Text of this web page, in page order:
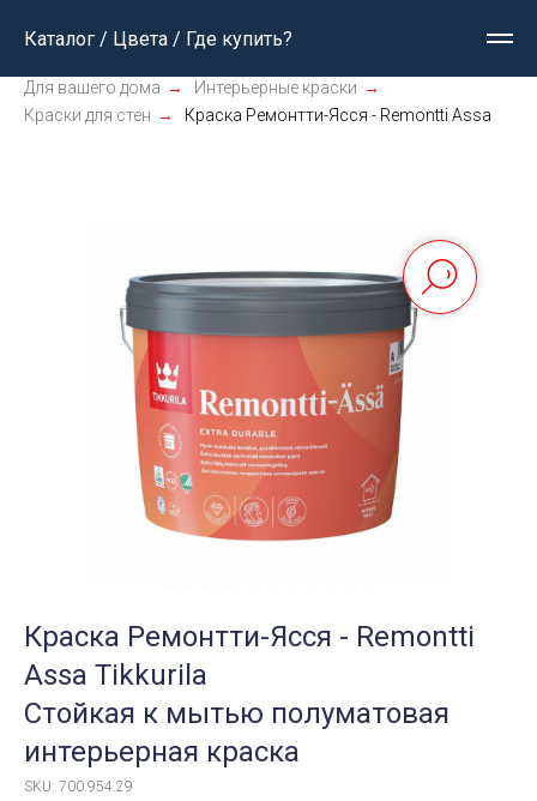
Каталог / Цвета / Где купить?
Для вашего дома → Интерьерные краски →
Краски для стен → Краска Ремонтти-Ясся - Remontti Assa
Краска Ремонтти-Ясся - Remontti
Assa Tikkurila
Стойкая к мытью полуматовая
интерьерная краска
SKU: 700.954.29